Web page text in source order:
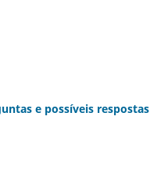
e possíveis respostas